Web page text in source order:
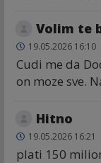
Volim te
19.05.2026 16:10
Cudi me da
on moze sve.
Hitno
19.05.2026 16:21
plati 150